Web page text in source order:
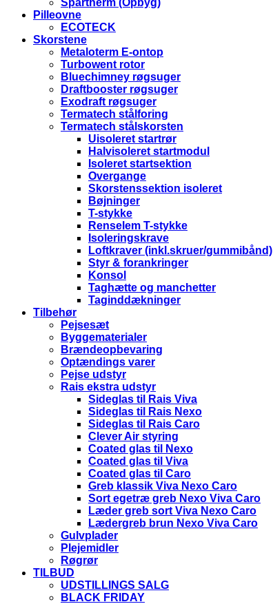
Spartherm (Opbyg)
Pilleovne
ECOTECK
Skorstene
Metaloterm E-ontop
Turbowent rotor
Bluechimney røgsuger
Draftbooster røgsuger
Exodraft røgsuger
Termatech stålforing
Termatech stålskorsten
Uisoleret startrør
Halvisoleret startmodul
Isoleret startsektion
Overgange
Skorstenssektion isoleret
Bøjninger
T-stykke
Renselem T-stykke
Isoleringskrave
Loftkraver (inkl.skruer/gummibånd)
Styr & forankringer
Konsol
Taghætte og manchetter
Taginddækninger
Tilbehør
Pejsesæt
Byggematerialer
Brændeopbevaring
Optændings varer
Pejse udstyr
Rais ekstra udstyr
Sideglas til Rais Viva
Sideglas til Rais Nexo
Sideglas til Rais Caro
Clever Air styring
Coated glas til Nexo
Coated glas til Viva
Coated glas til Caro
Greb klassik Viva Nexo Caro
Sort egetræ greb Nexo Viva Caro
Læder greb sort Viva Nexo Caro
Lædergreb brun Nexo Viva Caro
Gulvplader
Plejemidler
Røgrør
TILBUD
UDSTILLINGS SALG
BLACK FRIDAY